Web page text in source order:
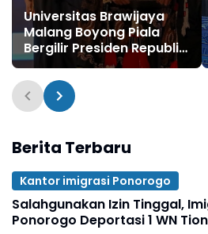
Universitas Brawijaya
Malang Boyong Piala
Bergilir Presiden Republik
Indonesia Dalam FNRP
XXX Grebeg Suro 2025
Berita Terbaru
Kantor imigrasi Ponorogo
Salahgunakan Izin Tinggal,
Ponorogo Deportasi 1 WN